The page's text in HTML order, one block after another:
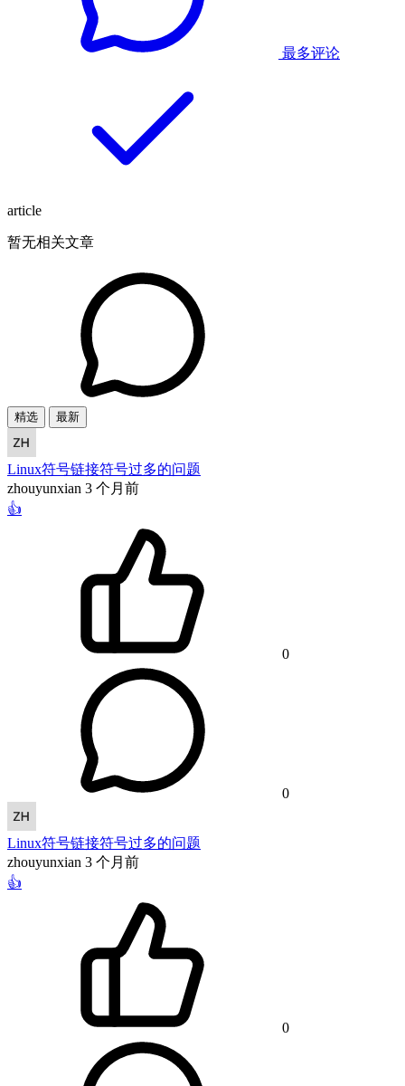
最多评论
article
暂无相关文章
精选 最新
Linux符号链接符号过多的问题
zhouyunxian 3 个月前
👍
0
0
Linux符号链接符号过多的问题
zhouyunxian 3 个月前
👍
0